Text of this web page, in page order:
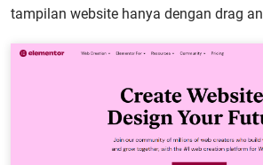
tampilan website hanya dengan drag